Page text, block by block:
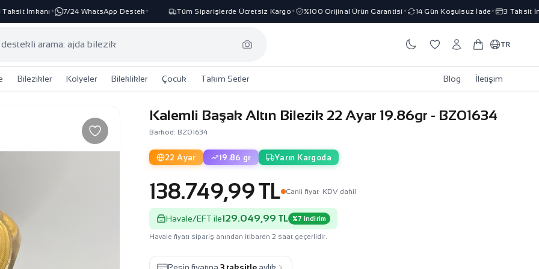
İmkanı ✦ 7/24 WhatsApp Destek✦ Tüm Siparişlerde Ücretsiz Kargo✦ %100 Orijinal Ürün Garantisi✦ 14 Gün Koşulsuz İade ✦ 3 Taksit
TR
Bilezikler Kolyeler Bileklikler Çocuk Takım Setler Blog İletişim
Kalemli Başak Altın Bilezik 22 Ayar 19.86gr - BZ01634
Barkod: BZ01634
22 Ayar 19.86 gr Yarın Kargoda
138.749,99 TL Canli fiyat· KDV dahil
Havale/EFT ile129.049,99 TL %7 indirim
Havale fiyatı sipariş anından itibaren 2 saat geçerlidir.